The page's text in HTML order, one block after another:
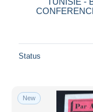
Status
New